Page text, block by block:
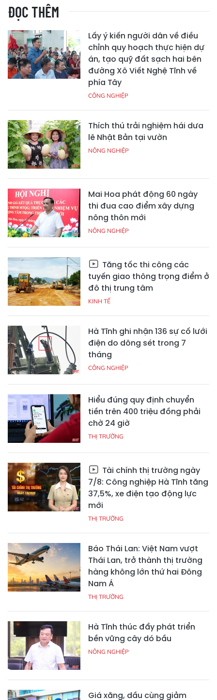
ĐỌC THÊM
Lấy ý kiến người dân về điều
chỉnh quy hoạch thực hiện dự
án, tạo quỹ đất sạch hai bên
đường Xô Viết Nghệ Tĩnh về
phía Tây
CÔNG NGHIỆP
Thích thú trải nghiệm hái dưa
lê Nhật Bản tại vườn
NÔNG NGHIỆP
Mai Hoa phát động 60 ngày
thi đua cao điểm xây dựng
nông thôn mới
NÔNG NGHIỆP
Tăng tốc thi công các
tuyến giao thông trọng điểm ở
đô thị trung tâm
KINH TẾ
Hà Tĩnh ghi nhận 136 sự cố lưới
điện do dông sét trong 7
tháng
CÔNG NGHIỆP
Hiểu đúng quy định chuyển
tiền trên 400 triệu đồng phải
chờ 24 giờ
THỊ TRƯỜNG
Tài chính thị trường ngày
7/8: Công nghiệp Hà Tĩnh tăng
37,5%, xe điện tạo động lực
mới
THỊ TRƯỜNG
Báo Thái Lan: Việt Nam vượt
Thái Lan, trở thành thị trường
hàng không lớn thứ hai Đông
Nam Á
THỊ TRƯỜNG
Hà Tĩnh thúc đẩy phát triển
bền vững cây dó bầu
NÔNG NGHIỆP
Giá xăng, dầu cùng giảm